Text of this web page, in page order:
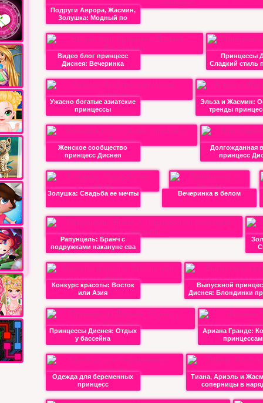
Подруги Аврора, Жасмин,
Золушка: Модный по
Видео блог принцесс
Диснея: Вечеринка
Принцессы
Сладкий стиль
Ужасно богатые азиатские
принцессы
Эльза и Жасмин:
тренды
Женское сообщество
принцесс Диснея
Долгожданная
принцесс
Золушка: Свадьба ее мечты Вечеринка в белом
Рапунцель: Бранч с
подружками накануне сва
Конкурс красоты: Восток
или Азия
Выпускной
Диснея: Блондинки
Принцессы Диснея: Отдых
у бассейна
Ариана Гранде:
Одежда для беременных
принцесс
Тиана, Ариэль и
соперницы в